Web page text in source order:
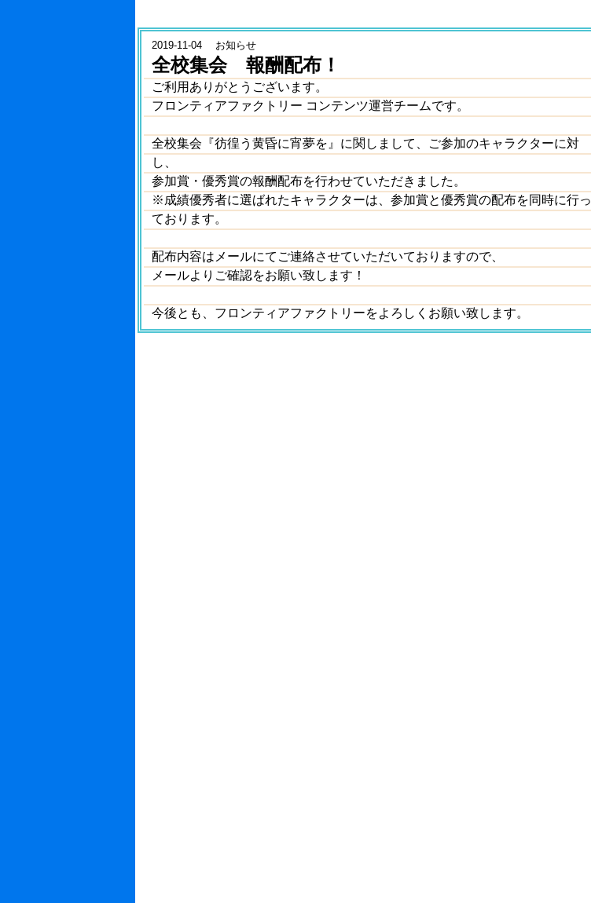
2019-11-04 お知らせ
全校集会 報酬配布！
ご利用ありがとうございます。
フロンティアファクトリー コンテンツ運営チームです。
全校集会『彷徨う黄昏に宵夢を』に関しまして、ご参加のキャラクターに対
し、
参加賞・優秀賞の報酬配布を行わせていただきました。
※成績優秀者に選ばれたキャラクターは、参加賞と優秀賞の配布を同時に行っ
ております。
配布内容はメールにてご連絡させていただいておりますので、
メールよりご確認をお願い致します！
今後とも、フロンティアファクトリーをよろしくお願い致します。